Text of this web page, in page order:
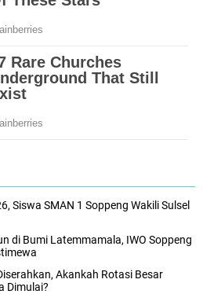
Siswa SMAN 1 Soppeng Wakili Sulsel
di Bumi Latemmamala, IWO Soppeng
Akankah Rotasi Besar
Dimulai?